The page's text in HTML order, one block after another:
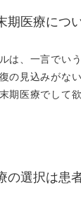
期医療につ
は、一言でいう
の見込みがな
期医療でして
の選択は患